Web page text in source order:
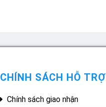
CHÍNH SÁCH HỖ TRỢ
Chính sách giao nhận